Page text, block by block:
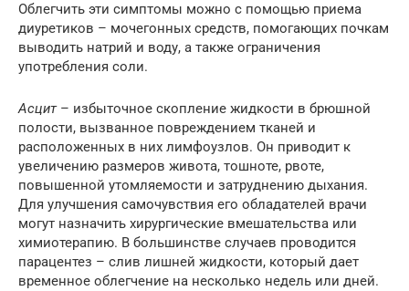
Облегчить эти симптомы можно с помощью приема
диуретиков – мочегонных средств, помогающих почкам
выводить натрий и воду, а также ограничения
употребления соли.
Асцит– избыточное скопление жидкости в брюшной
полости, вызванное повреждением тканей и
расположенных в них лимфоузлов. Он приводит к
увеличению размеров живота, тошноте, рвоте,
повышенной утомляемости и затруднению дыхания.
Для улучшения самочувствия его обладателей врачи
могут назначить хирургические вмешательства или
химиотерапию. В большинстве случаев проводится
парацентез – слив лишней жидкости, который дает
временное облегчение на несколько недель или дней.